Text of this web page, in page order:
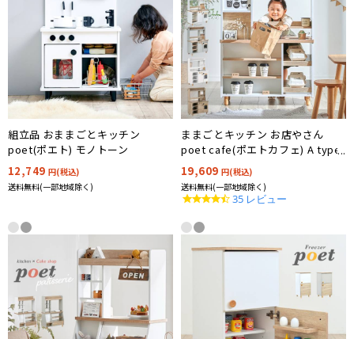
組立品 おままごとキッチン
poet(ポエト) モノトーン
12,749 円(税込)
送料無料(一部地域除く)
ままごとキッチン お店やさん
poet cafe(ポエトカフェ) A type
4色対応
19,609 円(税込)
送料無料(一部地域除く)
4.4
35 レビュー